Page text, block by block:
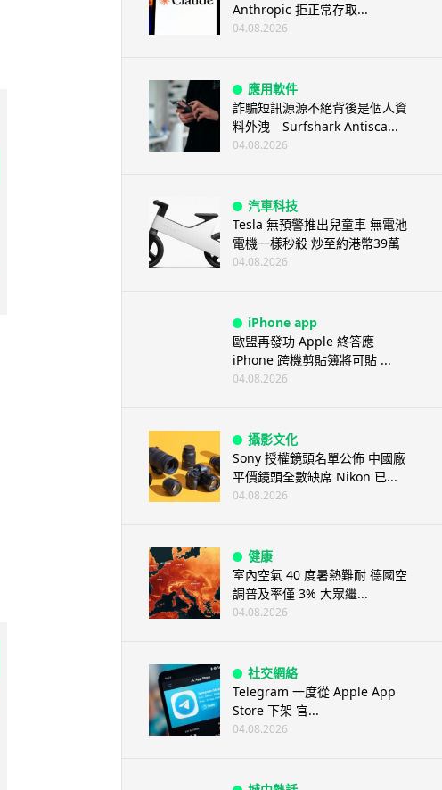
Anthropic 拒正常存取...
04.08.2026
應用軟件
詐騙短訊源源不絕背後是個人資
料外洩 Surfshark Antisca...
04.08.2026
汽車科技
Tesla 無預警推出兒童車 無電池
電機一樣秒殺 炒至約港幣39萬
04.08.2026
iPhone app
歐盟再發功 Apple 終答應
iPhone 跨機剪貼簿將可貼 ...
04.08.2026
攝影文化
Sony 授權鏡頭名單公佈 中國廠
平價鏡頭全數缺席 Nikon 已...
04.08.2026
健康
室內空氣 40 度暑熱難耐 德國空
調普及率僅 3% 大眾繼...
04.08.2026
社交網絡
Telegram 一度從 Apple App
Store 下架 官...
04.08.2026